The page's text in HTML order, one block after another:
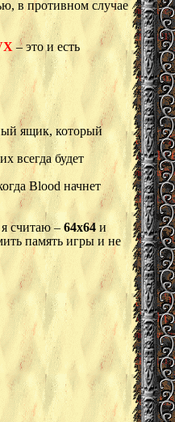
в противном случае
– это и есть
ящик, который
всегда будет
Blood начнет
считаю –64x64 и
память игры и не